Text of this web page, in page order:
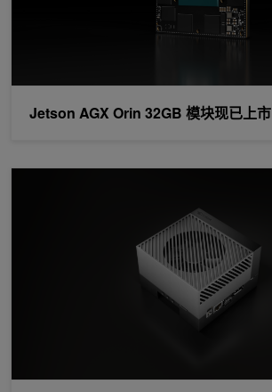
Jetson AGX Orin 32GB 模块现已上市